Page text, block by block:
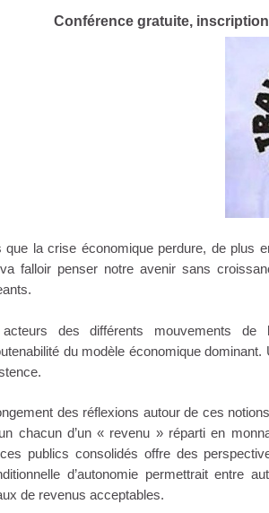
Conférence gratuite,
que la crise économique perdure, de plus
va falloir penser notre avenir sans
des différents mouvements de
du modèle économique
des réflexions autour de ces
chacun d’un « revenu » réparti en
publics consolidés offre des
d’autonomie permettrait entre
de revenus acceptables.